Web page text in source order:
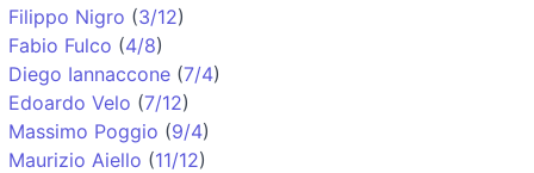
Filippo Nigro (3/12)
Fabio Fulco (4/8)
Diego Iannaccone (7/4)
Edoardo Velo (7/12)
Massimo Poggio (9/4)
Maurizio Aiello (11/12)